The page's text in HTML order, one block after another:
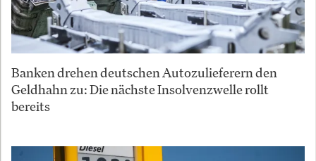
Banken drehen deutschen Autozulieferern den
Geldhahn zu: Die nächste Insolvenzwelle rollt
bereits